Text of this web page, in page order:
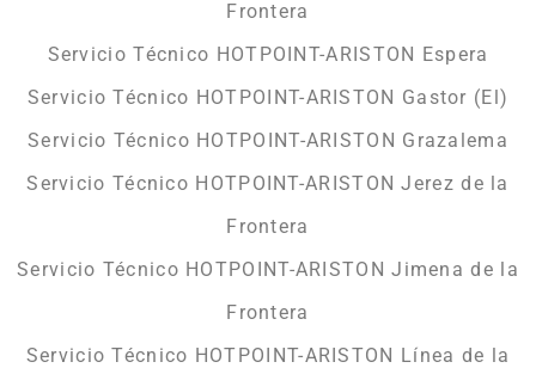
Frontera
Servicio Técnico HOTPOINT-ARISTON Espera
Servicio Técnico HOTPOINT-ARISTON Gastor (El)
Servicio Técnico HOTPOINT-ARISTON Grazalema
Servicio Técnico HOTPOINT-ARISTON Jerez de la
Frontera
Servicio Técnico HOTPOINT-ARISTON Jimena de la
Frontera
Servicio Técnico HOTPOINT-ARISTON Línea de la